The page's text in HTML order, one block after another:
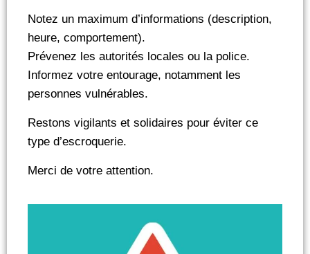
Notez un maximum d’informations (description,
heure, comportement).
Prévenez les autorités locales ou la police.
Informez votre entourage, notamment les
personnes vulnérables.
Restons vigilants et solidaires pour éviter ce
type d’escroquerie.
Merci de votre attention.